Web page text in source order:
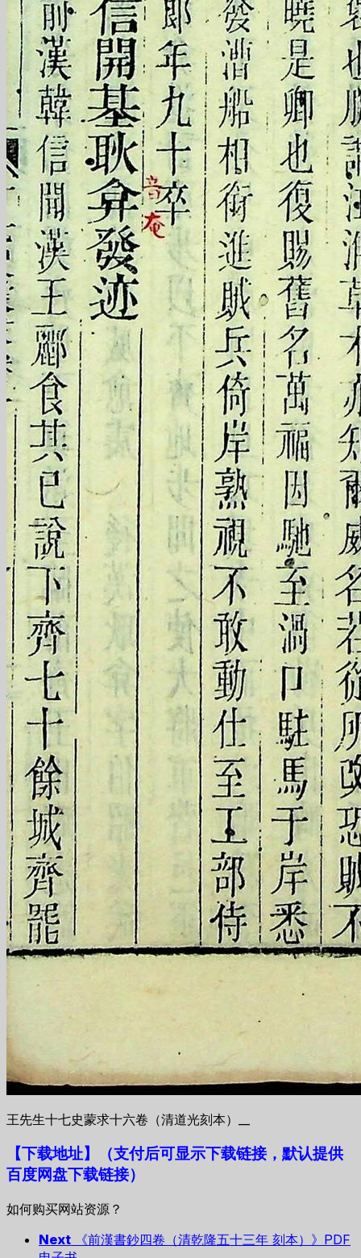
王先生十七史蒙求十六卷（清道光刻本）__
【下载地址】
（支付后可显示下载链接，默认提供
百度网盘下载链接）
如何购买网站资源？
Next
《前漢書鈔四卷（清乾隆五十三年 刻本）》PDF